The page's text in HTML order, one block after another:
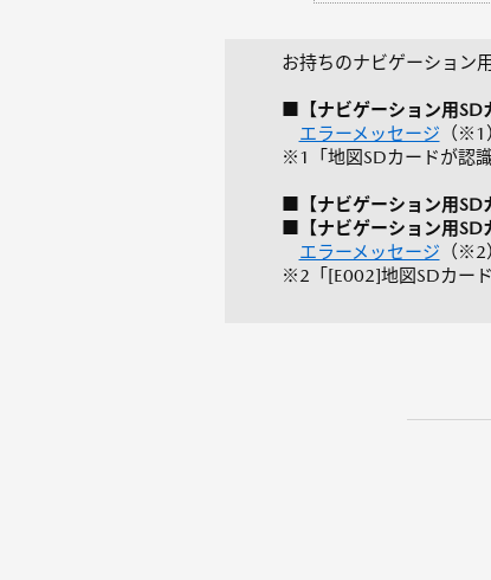
お持ちのナビゲーション
■【ナビゲーション用SD
エラーメッセージ （※1
※1「地図SDカードが認
■【ナビゲーション用SD
■【ナビゲーション用SD
エラーメッセージ （※2
※2「[E002]地図SDカー